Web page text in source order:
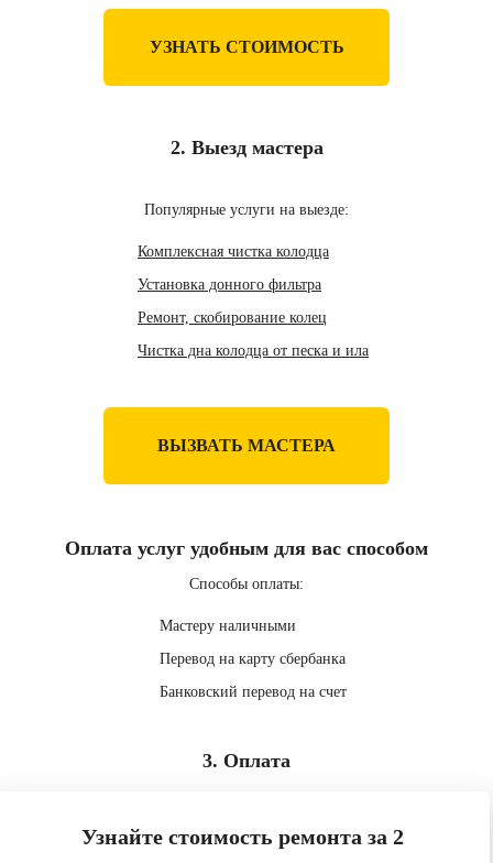
УЗНАТЬ СТОИМОСТЬ
2. Выезд мастера
Популярные услуги на выезде:
Комплексная чистка колодца
Установка донного фильтра
Ремонт, скобирование колец
Чистка дна колодца от песка и ила
ВЫЗВАТЬ МАСТЕРА
3. Оплата
Узнайте стоимость ремонта за 2
Оплата услуг удобным для вас способом
Способы оплаты:
Мастеру наличными
Перевод на карту сбербанка
Банковский перевод на счет